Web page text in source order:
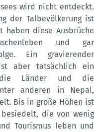
wird nicht entdeckt.
der Talbevölkerung ist
diese Ausbrüche
und gar
Ein gravierender
aber tatsächlich ein
die Länder und die
anderen in Nepal,
Bis in große Höhen ist
die von wenig
Tourismus leben und